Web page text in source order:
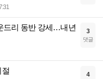
드리 동반 강세…내년
3
댓글
절 4